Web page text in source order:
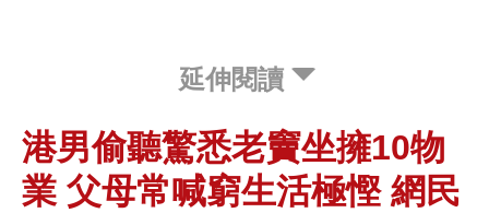
延伸閱讀
港男偷聽驚悉老竇坐擁10物
業 父母常喊窮生活極慳 網民